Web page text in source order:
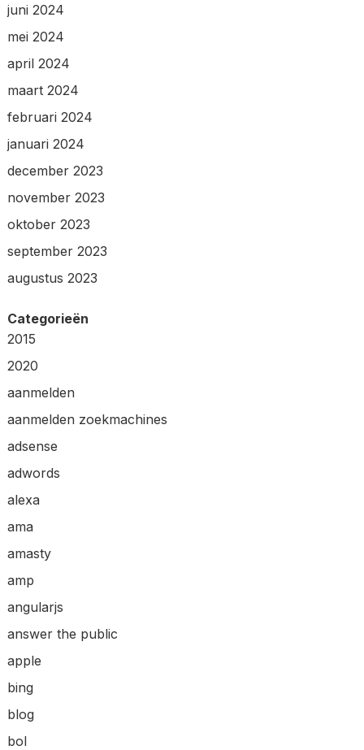
juni 2024
mei 2024
april 2024
maart 2024
februari 2024
januari 2024
december 2023
november 2023
oktober 2023
september 2023
augustus 2023
Categorieën
2015
2020
aanmelden
aanmelden zoekmachines
adsense
adwords
alexa
ama
amasty
amp
angularjs
answer the public
apple
bing
blog
bol